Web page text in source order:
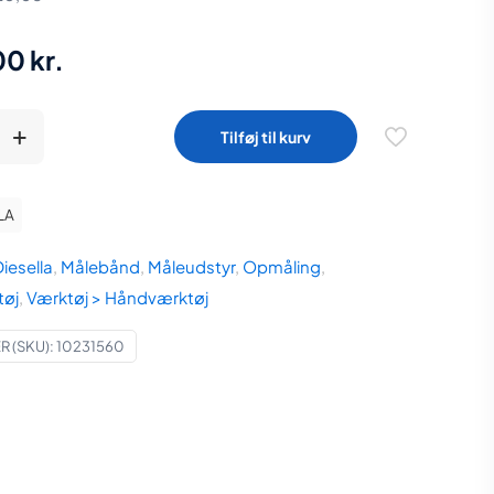
kr.
Tilføj til kurv
(SKU):10231560
, Målebånd, Måleudstyr, Opmåling,
, Værktøj > Håndværktøj